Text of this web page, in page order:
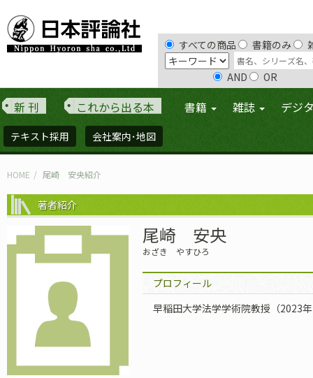
すべての商品 書籍のみ
AND OR
新 刊 これから出る本 書籍 雑誌 デジ
テキスト採用 会社案内･地図
HOME 尾崎 安央紹介
著者紹介
尾崎 安央
おざき やすひろ
プロフィール
早稲田大学法学学術院教授（2023